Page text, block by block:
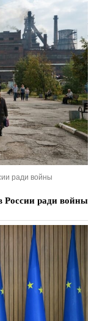
ради войны
России ради войны